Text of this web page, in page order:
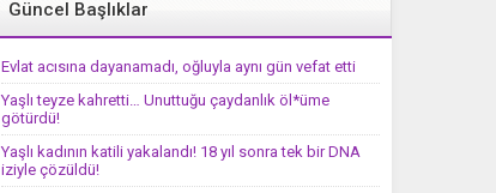
Güncel Başlıklar
Evlat acısına dayanamadı, oğluyla aynı gün vefat etti
Yaşlı teyze kahretti… Unuttuğu çaydanlık öl*üme
götürdü!
Yaşlı kadının katili yakalandı! 18 yıl sonra tek bir DNA
iziyle çözüldü!